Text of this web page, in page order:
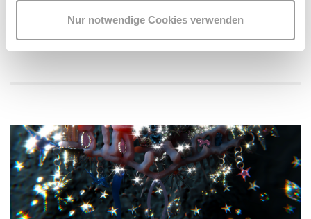
Nur notwendige Cookies verwenden
Artikel kannhiergelesen werden.